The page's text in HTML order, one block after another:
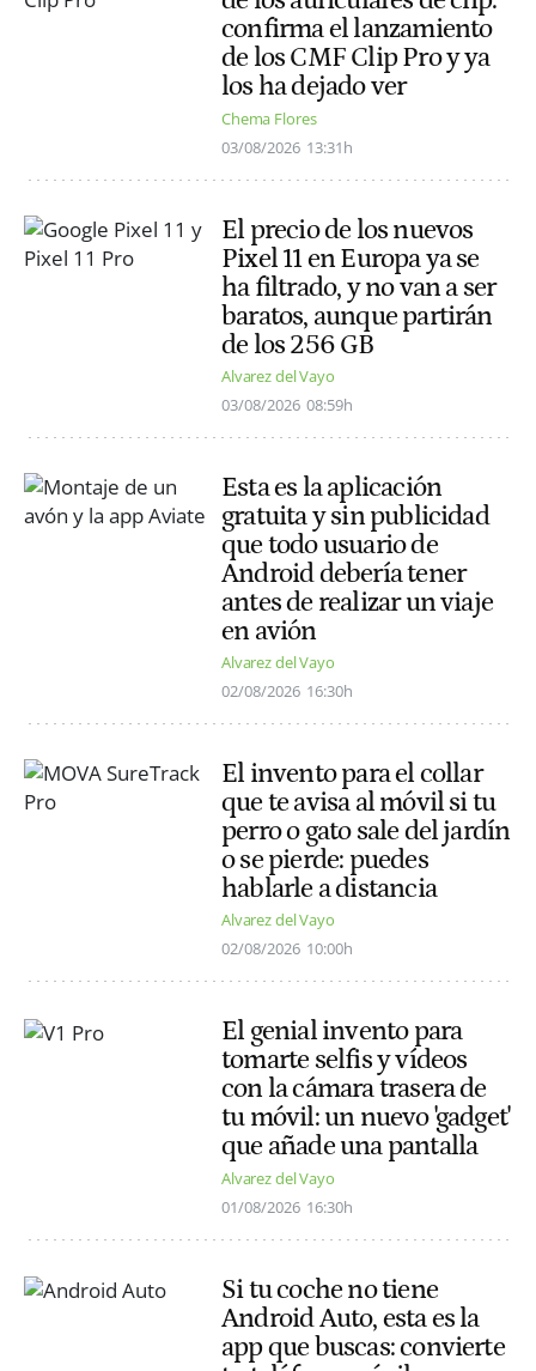
confirma el lanzamiento
de los CMF Clip Pro y ya
los ha dejado ver
Chema Flores
03/08/2026 13:31h
El precio de los nuevos
Pixel 11 en Europa ya se
ha filtrado, y no van a ser
baratos, aunque partirán
de los 256 GB
Alvarez del Vayo
03/08/2026 08:59h
Esta es la aplicación
gratuita y sin publicidad
que todo usuario de
Android debería tener
antes de realizar un viaje
en avión
Alvarez del Vayo
02/08/2026 16:30h
El invento para el collar
que te avisa al móvil si tu
perro o gato sale del jardín
o se pierde: puedes
hablarle a distancia
Alvarez del Vayo
02/08/2026 10:00h
El genial invento para
tomarte selfis y vídeos
con la cámara trasera de
tu móvil: un nuevo 'gadget'
que añade una pantalla
Alvarez del Vayo
01/08/2026 16:30h
Si tu coche no tiene
Android Auto, esta es la
app que buscas: convierte